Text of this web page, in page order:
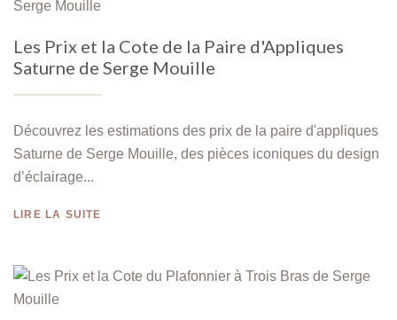
Les Prix et la Cote de la Paire d'Appliques
Saturne de Serge Mouille
Découvrez les estimations des prix de la paire d'appliques
Saturne de Serge Mouille, des pièces iconiques du design
d’éclairage...
LIRE LA SUITE